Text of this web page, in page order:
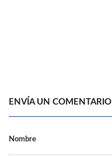
ENVÍA UN COMENTARIO
Nombre